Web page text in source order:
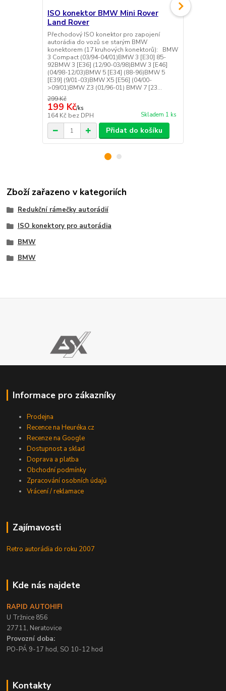
ISO konektor BMW Mini Rover
Land Rover
Přechodový ISO konektor pro zapojení
autorádia do vozů se starým BMW
konektorem (17 kruhových konektorů): BMW
3 Compact (03/94-04/01)BMW 3 [E30] 85-
92BMW 3 [E36] (12/90-03/98)BMW 3 [E46]
(04/98-12/03)BMW 5 [E34] (88-96)BMW 5
[E39] (9/01-03)BMW X5 [E56] (04/00-
>09/01)BMW Z3 (01/96-01) BMW 7 [23...
299 Kč
199 Kč/ks
164 Kč bez DPH Skladem 1 ks
Přidat do košíku
ISO
Zboží zařazeno v kategoriích
Redukční rámečky autorádií
ISO konektory pro autorádia
BMW
BMW
Informace pro zákazníky
Prodejna
Recence na Heuréka.cz
Recenze na Google
Dostupnost a sklad
Doprava a platba
Obchodní podmínky
Zpracování osobních údajů
Vrácení / reklamace
Zajímavosti
Retro autorádia do roku 2007
Kde nás najdete
RAPID AUTOHIFI
U Tržnice 856
27711, Neratovice
Provozní doba:
PO-PÁ 9-17 hod, SO 10-12 hod
Kontakty